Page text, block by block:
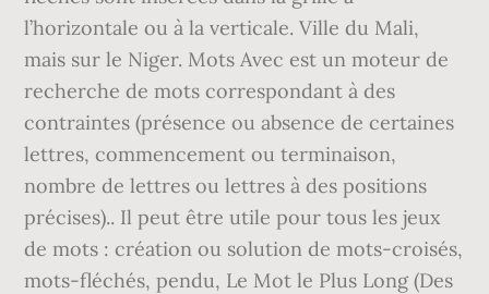
l’horizontale ou à la verticale. Ville du Mali,
mais sur le Niger. Mots Avec est un moteur de
recherche de mots correspondant à des
contraintes (présence ou absence de certaines
lettres, commencement ou terminaison,
nombre de lettres ou lettres à des positions
précises).. Il peut être utile pour tous les jeux
de mots : création ou solution de mots-croisés,
mots-fléchés, pendu, Le Mot le Plus Long (Des